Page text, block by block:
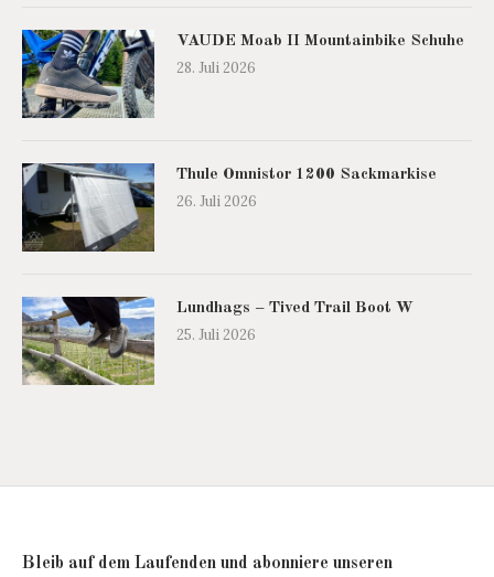
VAUDE Moab II Mountainbike Schuhe
28. Juli 2026
Thule Omnistor 1200 Sackmarkise
26. Juli 2026
Lundhags – Tived Trail Boot W
25. Juli 2026
Bleib auf dem Laufenden und abonniere unseren